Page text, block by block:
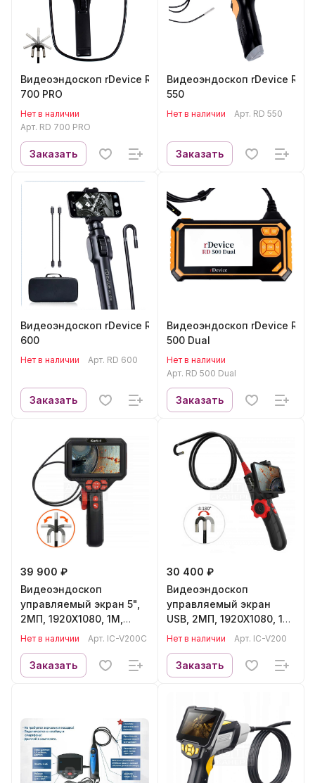
Видеоэндоскоп rDevice RD
700 PRO
Нет в наличии
Арт. RD 700 PRO
Заказать
Видеоэндоскоп rDevice RD
550
Нет в наличии Арт. RD 550
Заказать
Видеоэндоскоп rDevice RD
600
Нет в наличии Арт. RD 600
Заказать
Видеоэндоскоп rDevice RD
500 Dual
Нет в наличии
Арт. RD 500 Dual
Заказать
39 900 ₽
Видеоэндоскоп
управляемый экран 5",
2МП, 1920X1080, 1М,
6ММ, 360° ICARTOOL IC-
Нет в наличии Арт. IC-V200C
Заказать
30 400 ₽
Видеоэндоскоп
управляемый экран
USB, 2МП, 1920X1080, 1М,
6ММ, 360° ICARTOOL IC-
Нет в наличии Арт. IC-V200
Заказать